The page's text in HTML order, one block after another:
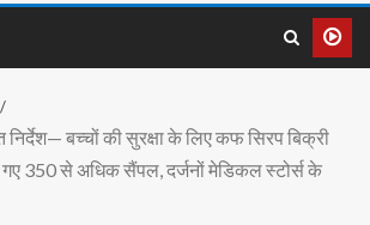
बच्चों की सुरक्षा के लिए कफ सिरप बिक्री
गए 350 से अधिक सैंपल, दर्जनों मेडिकल स्टोर्स के